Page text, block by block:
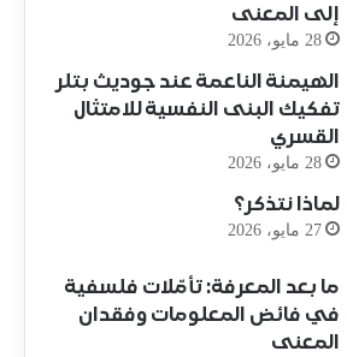
إلى المعنى
28 مايو، 2026
الهيمنة الناعمة عند جوديث بتلر
تفكيك البنى النفسية للامتثال
القسري
28 مايو، 2026
لماذا نتذكر؟
27 مايو، 2026
ما بعد المعرفة: تأمّلات فلسفية
في فائض المعلومات وفقدان
المعنى